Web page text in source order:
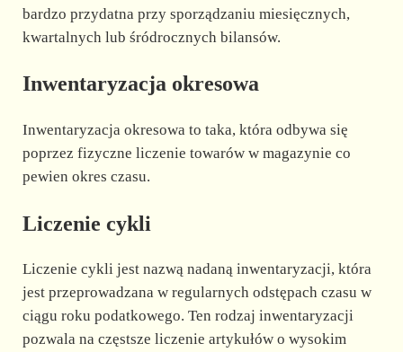
bardzo przydatna przy sporządzaniu miesięcznych,
kwartalnych lub śródrocznych bilansów.
Inwentaryzacja okresowa
Inwentaryzacja okresowa to taka, która odbywa się
poprzez fizyczne liczenie towarów w magazynie co
pewien okres czasu.
Liczenie cykli
Liczenie cykli jest nazwą nadaną inwentaryzacji, która
jest przeprowadzana w regularnych odstępach czasu w
ciągu roku podatkowego. Ten rodzaj inwentaryzacji
pozwala na częstsze liczenie artykułów o wysokim